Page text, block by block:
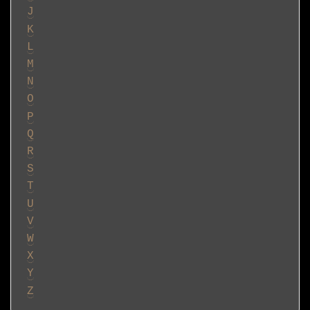
J
K
L
M
N
O
P
Q
R
S
T
U
V
W
X
Y
Z